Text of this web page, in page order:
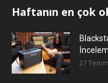
Haftanın en çok
27